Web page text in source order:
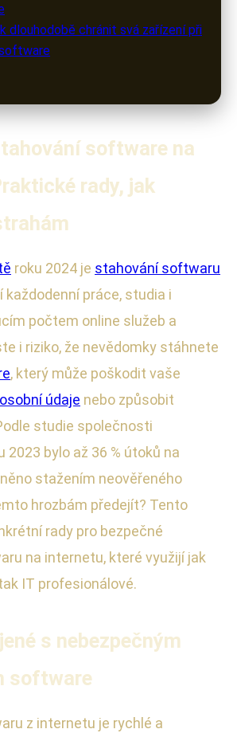
dlouhodobě chránit svá zařízení při
software na
rady, jak
roku 2024 je stahování softwaru
každodenní práce, studia i
počtem online služeb a
i riziko, že nevědomky stáhnete
, který může poškodit vaše
osobní údaje nebo způsobit
studie společnosti
2023 bylo až 36 % útoků na
stažením neověřeného
hrozbám předejít? Tento
rady pro bezpečné
na internetu, které využijí jak
IT profesionálové.
s nebezpečným
software
z internetu je rychlé a